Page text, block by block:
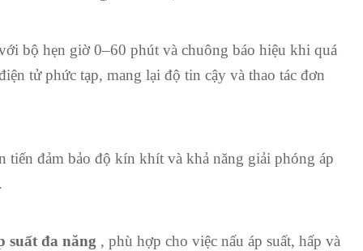
bộ hẹn giờ 0–60 phút và chuông báo hiệu khi quá
tử phức tạp, mang lại độ tin cậy và thao tác đơn
tiến đảm bảo độ kín khít và khả năng giải phóng áp
suất đa năng , phù hợp cho việc nấu áp suất, hấp và